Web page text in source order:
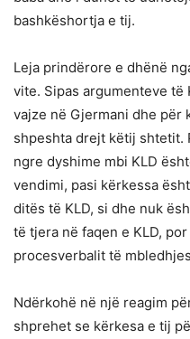
bashkëshortja e tij.
Leja prindërore e dhënë
vite. Sipas argumenteve të
vajze në Gjermani dhe për
shpeshta drejt këtij shtetit.
ngre dyshime mbi KLD
vendimi, pasi kërkessa
ditës të KLD, si dhe nuk
të tjera në faqen e KLD,
procesverbalit të
Ndërkohë në një reagim
shprehet se kërkesa e tij